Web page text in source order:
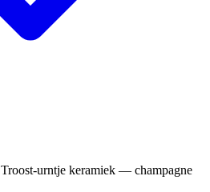
Troost-urntje keramiek — champagne